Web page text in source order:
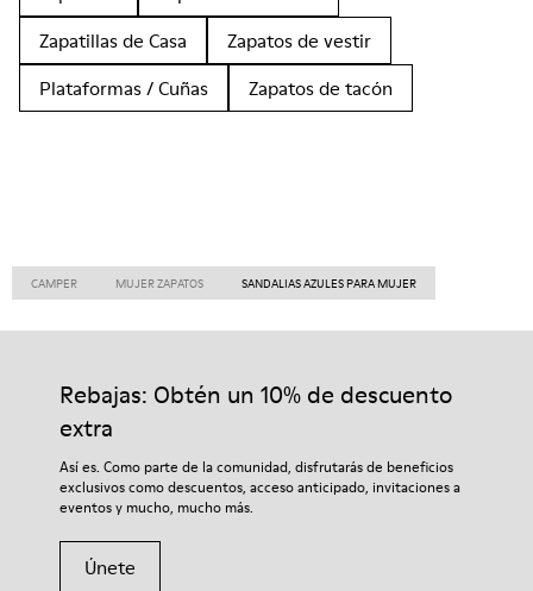
Zapatillas de Casa
Zapatos de vestir
Plataformas / Cuñas
Zapatos de tacón
CAMPER MUJER ZAPATOS SANDALIAS AZULES PARA MUJER
Rebajas: Obtén un 10% de descuento
extra
Así es. Como parte de la comunidad, disfrutarás de beneficios
exclusivos como descuentos, acceso anticipado, invitaciones a
eventos y mucho, mucho más.
Únete